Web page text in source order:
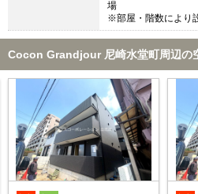
場
※部屋・階数により
Cocon Grandjour 尼崎水堂町周辺の